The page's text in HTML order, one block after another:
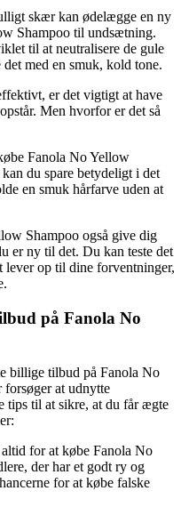
skær kan ødelægge en ny
Shampoo til undsætning.
til at neutralisere de gule
med en smuk, kold tone.
er det vigtigt at have
Men hvorfor er det så
Fanola No Yellow
du spare betydeligt i det
en smuk hårfarve uden at
Shampoo også give dig
er ny til det. Du kan teste det
lever op til dine forventninger,
på Fanola No
billige tilbud på Fanola No
forsøger at udnytte
tips til at sikre, at du får ægte
for at købe Fanola No
der har et godt ry og
for at købe falske